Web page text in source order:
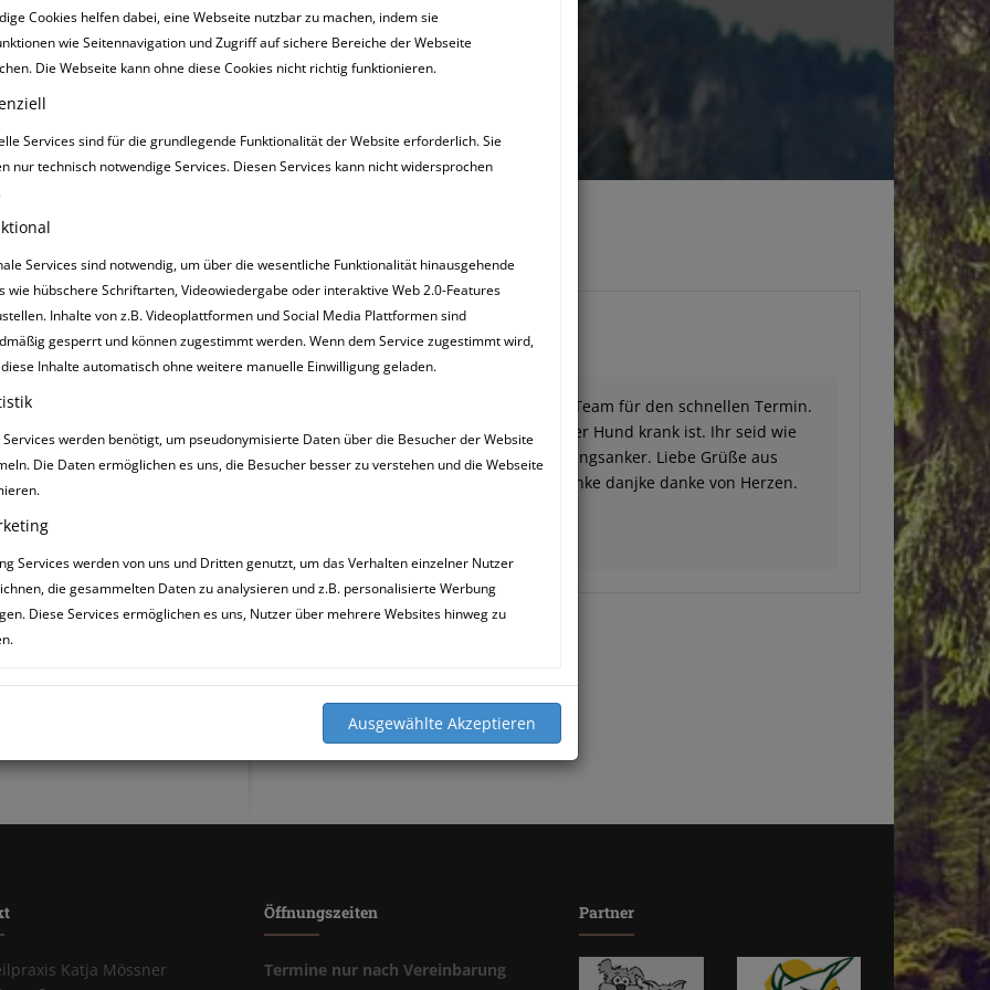
Cookies helfen dabei, eine Webseite nutzbar zu machen, indem sie
wie Seitennavigation und Zugriff auf sichere Bereiche der Webseite
Die Webseite kann ohne diese Cookies nicht richtig funktionieren.
Services sind für die grundlegende Funktionalität der Website erforderlich. Sie
nur technisch notwendige Services. Diesen Services kann nicht widersprochen
Services sind notwendig, um über die wesentliche Funktionalität hinausgehende
wie hübschere Schriftarten, Videowiedergabe oder interaktive Web 2.0-Features
Inhalte von z.B. Videoplattformen und Social Media Plattformen sind
gesperrt und können zugestimmt werden. Wenn dem Service zugestimmt wird,
Inhalte automatisch ohne weitere manuelle Einwilligung geladen.
Services werden benötigt, um pseudonymisierte Daten über die Besucher der Website
Die Daten ermöglichen es uns, die Besucher besser zu verstehen und die Webseite
Services werden von uns und Dritten genutzt, um das Verhalten einzelner Nutzer
die gesammelten Daten zu analysieren und z.B. personalisierte Werbung
Diese Services ermöglichen es uns, Nutzer über mehrere Websites hinweg zu
03 KATRIN FÜRBASS
Danke, lieber Siggi und luebes Team für den schnellen Termin.
Urlaub hat man keinen wenn der Hund krank ist. Ihr seid wie
schon seit 20 Jahren mein Rettungsanker. Liebe Grüße aus
Pirtugal und bis Mittwoch.....danke danjke danke von Herzen.
Katja Mössner
Öffnungszeiten
Termine nur nach Vereinbarung
Partner